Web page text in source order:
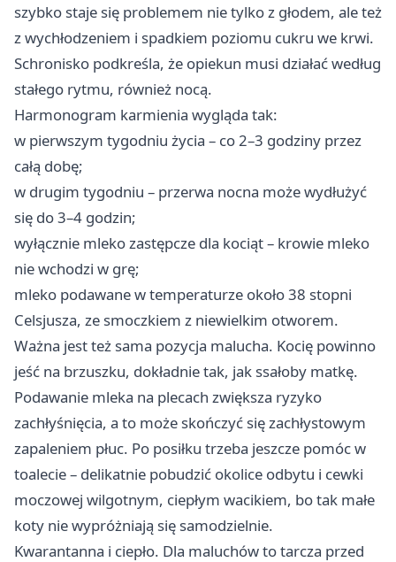
szybko staje się problemem nie tylko z głodem, ale też
z wychłodzeniem i spadkiem poziomu cukru we krwi.
Schronisko podkreśla, że opiekun musi działać według
stałego rytmu, również nocą.
Harmonogram karmienia wygląda tak:
w pierwszym tygodniu życia – co 2–3 godziny przez
całą dobę;
w drugim tygodniu – przerwa nocna może wydłużyć
się do 3–4 godzin;
wyłącznie mleko zastępcze dla kociąt – krowie mleko
nie wchodzi w grę;
mleko podawane w temperaturze około 38 stopni
Celsjusza, ze smoczkiem z niewielkim otworem.
Ważna jest też sama pozycja malucha. Kocię powinno
jeść na brzuszku, dokładnie tak, jak ssałoby matkę.
Podawanie mleka na plecach zwiększa ryzyko
zachłyśnięcia, a to może skończyć się zachłystowym
zapaleniem płuc. Po posiłku trzeba jeszcze pomóc w
toalecie – delikatnie pobudzić okolice odbytu i cewki
moczowej wilgotnym, ciepłym wacikiem, bo tak małe
koty nie wypróżniają się samodzielnie.
Kwarantanna i ciepło. Dla maluchów to tarcza przed